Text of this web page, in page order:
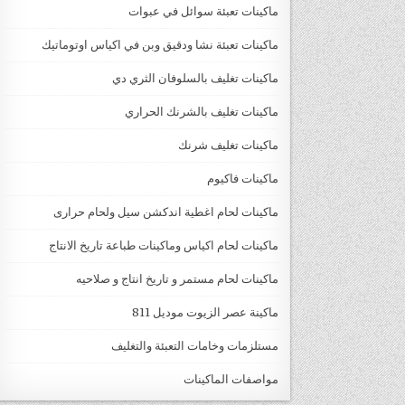
ماكينات تعبئة سوائل في عبوات
ماكينات تعبئة نشا ودقيق وبن في اكياس اوتوماتيك
ماكينات تغليف بالسلوفان الثري دي
ماكينات تغليف بالشرنك الحراري
ماكينات تغليف شرنك
ماكينات فاكيوم
ماكينات لحام اغطية اندكشن سيل ولحام حرارى
ماكينات لحام اكياس وماكينات طباعة تاريخ الانتاج
ماكينات لحام مستمر و تاريخ انتاج و صلاحيه
ماكينة عصر الزيوت موديل 811
مستلزمات وخامات التعبئة والتغليف
مواصفات الماكينات